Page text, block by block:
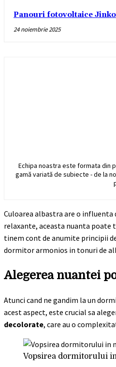
Panouri fotovoltaice
24 noiembrie 2025
Echipa noastra este formata din
gamă variată de subiecte - de la
Culoarea albastra are o
relaxante, aceasta nuanta
tinem cont de anumite principii
dormitor armonios in tonuri de
Alegerea nuantei
Atunci cand ne gandim la un
acest aspect, este crucial sa
decolorate, care au o
Vopsirea dormitorului